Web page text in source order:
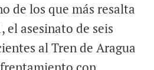
de los que más resalta
el asesinato de seis
al Tren de Aragua